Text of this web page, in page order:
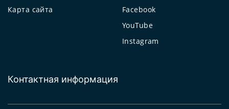
Карта сайта
Facebook
YouTube
Instagram
Контактная информация